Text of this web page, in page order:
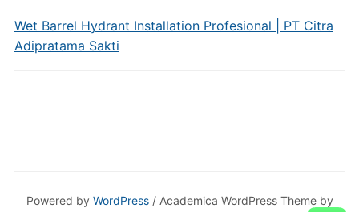
Wet Barrel Hydrant Installation Profesional | PT Citra
Adipratama Sakti
Powered by WordPress/ Academica WordPress Theme by